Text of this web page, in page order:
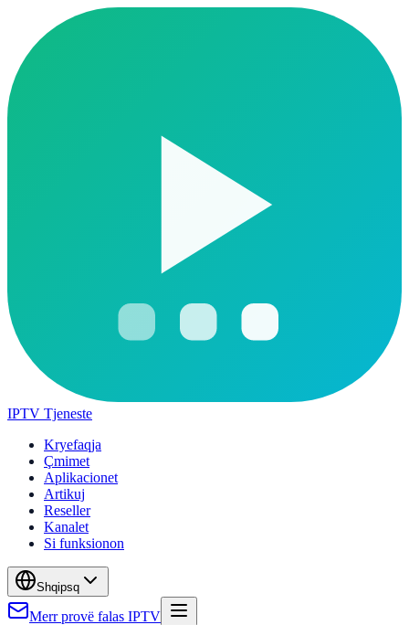
IPTV Tjeneste
Kryefaqja
Çmimet
Aplikacionet
Artikuj
Reseller
Kanalet
Si funksionon
Shqipsq
Merr provë falas IPTV